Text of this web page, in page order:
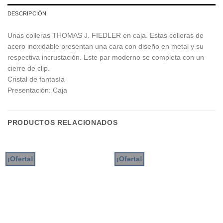
DESCRIPCIÓN
Unas colleras THOMAS J. FIEDLER en caja. Estas colleras de
acero inoxidable presentan una cara con diseño en metal y su
respectiva incrustación. Este par moderno se completa con un
cierre de clip.
Cristal de fantasía
Presentación: Caja
PRODUCTOS RELACIONADOS
¡Oferta! ¡Oferta!